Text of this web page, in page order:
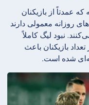
عمدتاً از بازیکنان
روزانه معمولی دارند
نبود لیگ کاملاً
بازیکنان باعث
شده است.